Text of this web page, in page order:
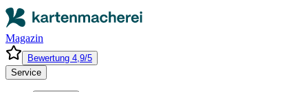
Magazin
Bewertung 4,9/5
Service